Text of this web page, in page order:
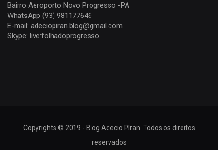
Bairro Aeroporto Novo Progresso -PA
WhatsApp (93) 981177649
E-mail: adeciopiran.blog@gmail.com
Skype: live:folhadoprogresso
Copyrights © 2019 - Blog Adecio PIran. Todos os direitos
reservados